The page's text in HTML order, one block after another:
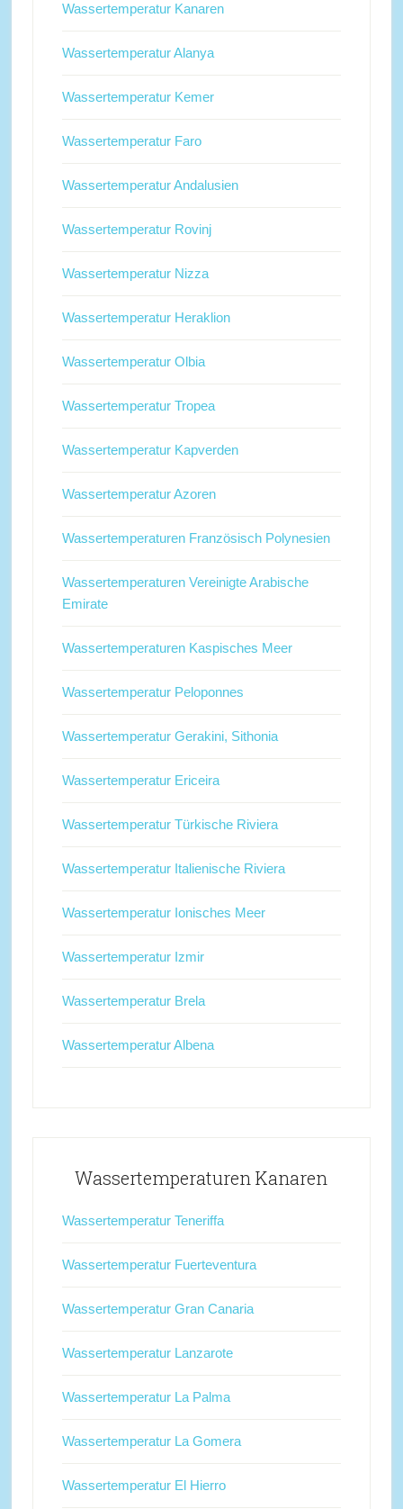
Wassertemperatur Kanaren
Wassertemperatur Alanya
Wassertemperatur Kemer
Wassertemperatur Faro
Wassertemperatur Andalusien
Wassertemperatur Rovinj
Wassertemperatur Nizza
Wassertemperatur Heraklion
Wassertemperatur Olbia
Wassertemperatur Tropea
Wassertemperatur Kapverden
Wassertemperatur Azoren
Wassertemperaturen Französisch Polynesien
Wassertemperaturen Vereinigte Arabische
Emirate
Wassertemperaturen Kaspisches Meer
Wassertemperatur Peloponnes
Wassertemperatur Gerakini, Sithonia
Wassertemperatur Ericeira
Wassertemperatur Türkische Riviera
Wassertemperatur Italienische Riviera
Wassertemperatur Ionisches Meer
Wassertemperatur Izmir
Wassertemperatur Brela
Wassertemperatur Albena
Wassertemperaturen Kanaren
Wassertemperatur Teneriffa
Wassertemperatur Fuerteventura
Wassertemperatur Gran Canaria
Wassertemperatur Lanzarote
Wassertemperatur La Palma
Wassertemperatur La Gomera
Wassertemperatur El Hierro